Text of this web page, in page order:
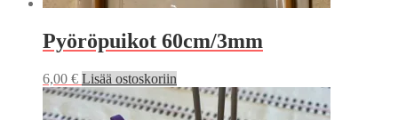
Pyöröpuikot 60cm/3mm
6,00 € Lisää ostoskoriin